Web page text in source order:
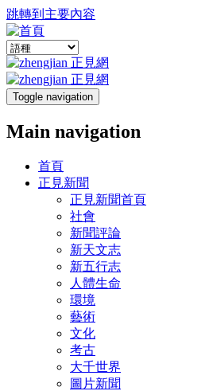
跳轉到主要內容
Toggle navigation
Main navigation
首頁
正見新聞
正見新聞首頁
社會
新聞評論
新天文志
新五行志
人體生命
環境
藝術
文化
考古
大千世界
圖片新聞